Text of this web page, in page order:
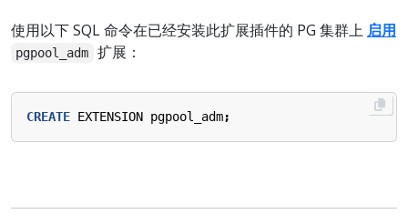
使用以下 SQL 命令在已经安装此扩展插件的 PG 集群上 启用
pgpool_adm 扩展：
CREATE EXTENSION pgpool_adm;